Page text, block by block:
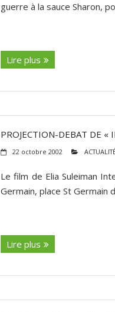
guerre à la sauce Sharon,
Lire plus
PROJECTION-DEBAT DE «
22 octobre 2002
Le film de Elia Suleiman
Germain, place St Germain
Lire plus